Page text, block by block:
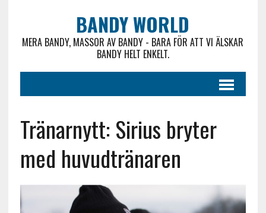
BANDY WORLD
MERA BANDY, MASSOR AV BANDY - BARA FÖR ATT VI ÄLSKAR
BANDY HELT ENKELT.
Tränarnytt: Sirius bryter
med huvudtränaren